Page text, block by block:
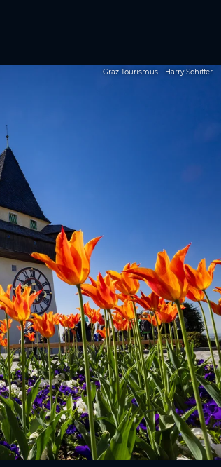
Graz Tourismus - Harry Schiffer